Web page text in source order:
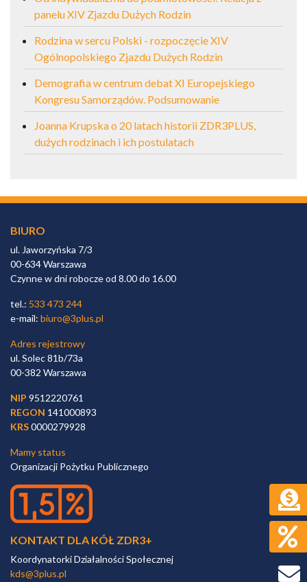
panelu XIV Zjazdu Dużych Rodzin
Rodzina w sercu Polski - rozpoczęcie XIV
Ogólnopolskiego Zjazdu Dużych Rodzin
Demografia w centrum debat XI Europejskiego
Kongresu Samorządów. Podsumowanie
Joanna Krupska o 20 latach historii ZDR3PLUS,
dużych rodzinach i ich postulatach
BIURO
ul. Jaworzyńska 7/3
00-634 Warszawa
Czynne w dni robocze od 8.00 do 16.00
tel.: 533 473 244
e-mail: biuro@3plus.pl
Adres rejestrowy
ul. Solec 81b/73a
00-382 Warszawa
NIP 9512220761
REGON 141000893
KRS0000279928
Mamy status
Organizacji Pożytku Publicznego
KONTAKT DLA KÓŁ ZDR3+
Koordynatorki Działalności Społecznej
kds@3plus.pl